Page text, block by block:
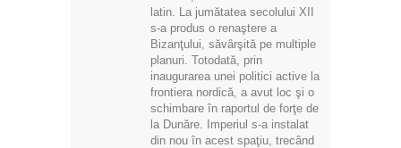
latin. La jumătatea secolului XII
s-a produs o renaştere a
Bizanţului, săvârşită pe multiple
planuri. Totodată, prin
inaugurarea unei politici active la
frontiera nordică, a avut loc şi o
schimbare în raportul de forţe de
la Dunăre. Imperiul s-a instalat
din nou în acest spaţiu, trecând